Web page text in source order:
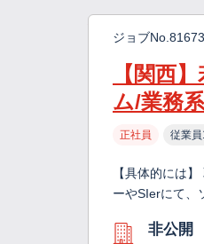
ジョブ
【関西
ム/業務
正社員 従業
【具体的には
ーやSIerにて、
非公開